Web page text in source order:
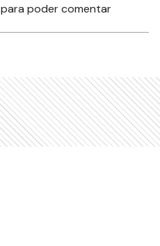
para poder comentar